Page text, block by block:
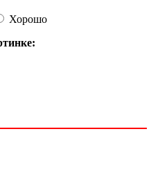
Хорошо